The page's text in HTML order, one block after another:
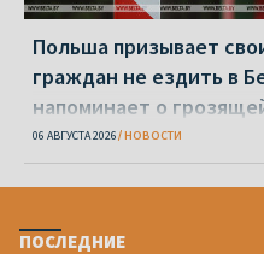
Польша призывает
граждан не ездить в
напоминает о
опасности
06 АВГУСТА 2026 НОВОСТИ
ПОСЛЕДНИЕ